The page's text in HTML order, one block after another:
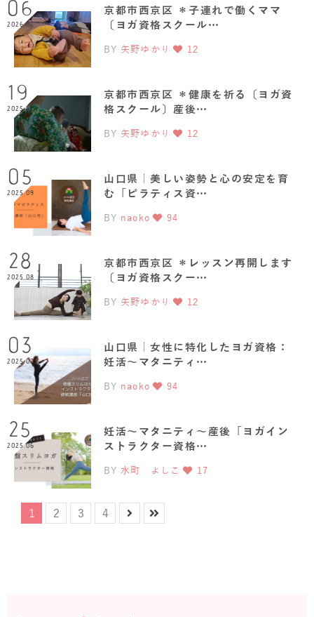
06
2026.02
京都市西京区 ＊子連れで働くママ
〔ヨガ資格スクール…
BY 矢野ゆかり 12
19
2025.11
京都市西京区 ＊健康を祈る〔ヨガ資
格スクール〕産後…
BY 矢野ゆかり 12
05
2025.09
山口県｜美しい姿勢と心の安定を育
む「ピラティス資…
BY naoko 94
28
2025.08
京都市西京区 ＊レッスン再開します
〔ヨガ資格スクー…
BY 矢野ゆかり 12
03
2025.07
山口県｜女性に特化したヨガ資格：
妊活～マタニティ…
BY naoko 94
25
2025.06
妊活～マタニティ～産後「ヨガイン
ストラクター資格…
BY 水町 よしこ 17
1 2 3 4